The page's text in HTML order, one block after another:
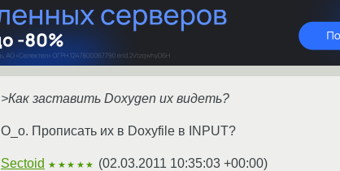
>Как заставить Doxygen их видеть?
О_о. Прописать их в Doxyfile в INPUT?
Sectoid ★★★★★ (02.03.2011 10:35:03 +00:00)